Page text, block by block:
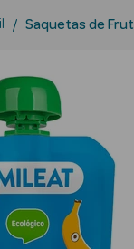
Saquetas de